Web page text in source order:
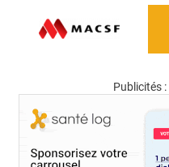
Publicités :